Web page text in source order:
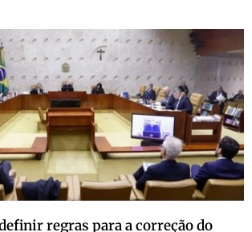
regras para a correção do